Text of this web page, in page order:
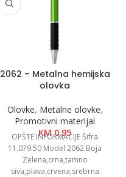
2062 – Metalna hemijska
olovka
Olovke, Metalne olovke,
Promotivni materijal
KM0.95
OPŠTE INFORMACIJE Šifra
11.079.50 Model 2062 Boja
Zelena,crna,tamno
siva,plava,crvena,srebrna